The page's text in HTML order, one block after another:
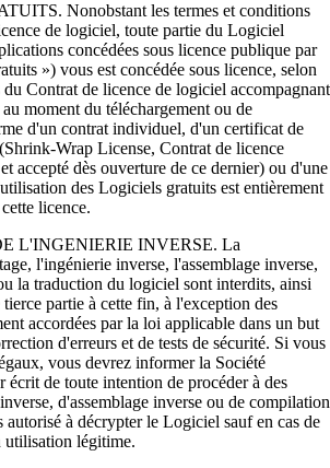
Nonobstant les termes et conditions
de logiciel, toute partie du Logiciel
concédées sous licence publique par
») vous est concédée sous licence, selon
Contrat de licence de logiciel accompagnant
moment du téléchargement ou de
d'un contrat individuel, d'un certificat de
Wrap License, Contrat de licence
accepté dès ouverture de ce dernier) ou d'une
des Logiciels gratuits est entièrement
licence.
L'INGENIERIE INVERSE. La
l'ingénierie inverse, l'assemblage inverse,
la traduction du logiciel sont interdits, ainsi
partie à cette fin, à l'exception des
accordées par la loi applicable dans un but
d'erreurs et de tests de sécurité. Si vous
vous devrez informer la Société
écrit de toute intention de procéder à des
d'assemblage inverse ou de compilation
autorisé à décrypter le Logiciel sauf en cas de
utilisation légitime.